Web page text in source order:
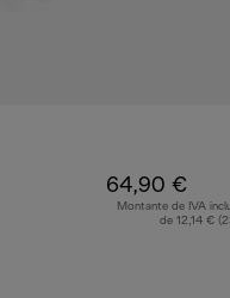
64,90 €
Montante de IVA
de 12,14 €